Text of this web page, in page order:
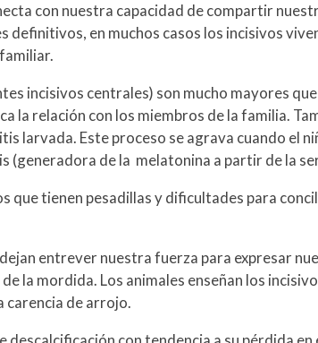
con nuestra capacidad de compartir
definitivos, en muchos casos los incisivos
incisivos centrales) son mucho mayores
la relación con los miembros de la familia.
larvada. Este proceso se agrava cuando el
(generadora de la melatonina a partir de la
que tienen pesadillas y dificultades para
entrever nuestra fuerza para expresar
la mordida. Los animales enseñan los
carencia de arrojo.